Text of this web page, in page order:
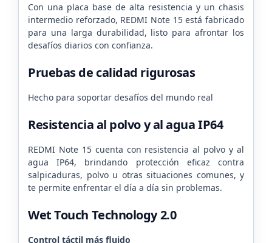
Con una placa base de alta resistencia y un chasis
intermedio reforzado, REDMI Note 15 está fabricado
para una larga durabilidad, listo para afrontar los
desafíos diarios con confianza.
Pruebas de calidad rigurosas
Hecho para soportar desafíos del mundo real
Resistencia al polvo y al agua IP64
REDMI Note 15 cuenta con resistencia al polvo y al
agua IP64, brindando protección eficaz contra
salpicaduras, polvo u otras situaciones comunes, y
te permite enfrentar el día a día sin problemas.
Wet Touch Technology 2.0
Control táctil más fluido